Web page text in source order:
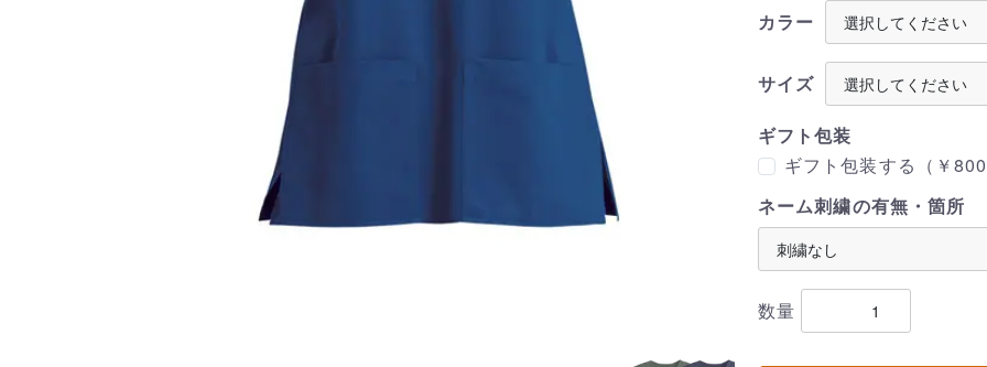
カラー
サイズ
ギフト包装
ギフト包装する（￥
ネーム刺繍の有無・箇所
数量